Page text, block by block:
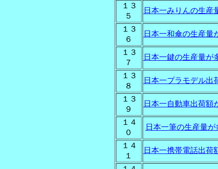
１３
５
日本一みりんの生産
１３
６
日本一和傘の生産量
１３
７
日本一鍵の生産量が
１３
８
日本一プラモデル出
１３
９
日本一自動車出荷額
１４
０
日本一筆の生産量
１４
１
日本一携帯電話出荷